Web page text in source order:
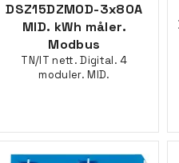
DSZ15DZMOD-3x80A
MID. kWh måler.
Modbus
TN/IT nett. Digital. 4
moduler. MID.